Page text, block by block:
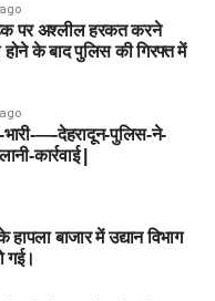
पर अश्लील हरकत करने
होने के बाद पुलिस की गिरफ्त में
—-देहरादून-पुलिस-ने-
कार्रवाई |
बाजार में उद्यान विभाग
गई।